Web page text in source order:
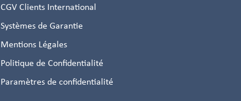
CGV Clients International
Systèmes de Garantie
Mentions Légales
Politique de Confidentialité
Paramètres de confidentialité